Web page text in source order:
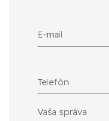
E-mail
Telefón